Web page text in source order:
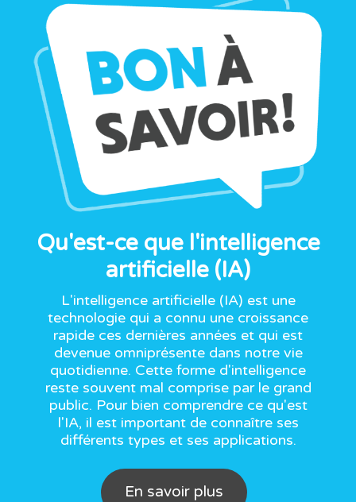
Qu'est-ce que l'intelligence
artificielle (IA)
L'intelligence artificielle (IA) est une
technologie qui a connu une croissance
rapide ces dernières années et qui est
devenue omniprésente dans notre vie
quotidienne. Cette forme d'intelligence
reste souvent mal comprise par le grand
public. Pour bien comprendre ce qu'est
l'IA, il est important de connaître ses
différents types et ses applications.
En savoir plus